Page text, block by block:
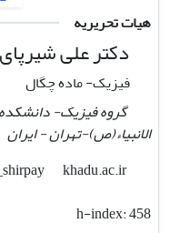
هیات تحریریه
دکتر علی شیرپای
فیزیک- ماده چگال
گروه فیزیک- دانشکده
الانبیاء(ص)-تهران - ایران
a_shirpay
khadu.ac.ir
h-index:458